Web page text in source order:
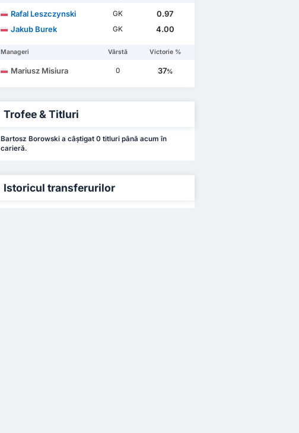
Rafal Leszczynski GK
0.97
Jakub Burek
GK 4.00
Manageri Vârstă Victorie %
Mariusz Misiura 0 37%
Trofee & Titluri
Bartosz Borowski a câștigat 0 titluri până acum în
carieră.
Istoricul transferurilor